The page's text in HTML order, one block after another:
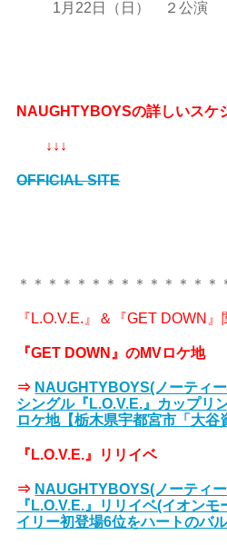
1月22日（日） ２公演
NAUGHTYBOYSの詳しいスケ
↓↓↓
OFFICIAL SITE
＊＊＊＊＊＊＊＊＊＊＊＊＊＊
『L.O.V.E.』＆『GET DOWN
『GET DOWN』のMVロケ地
⇒ NAUGHTYBOYS(ノーティ
シングル『L.O.V.E.』カップリ
ロケ地【栃木県宇都宮市「大谷
『L.O.V.E.』リリイベ
⇒ NAUGHTYBOYS(ノーティ
『L.O.V.E.』リリイベ(イオン
イリー初登場6位をハートのバ